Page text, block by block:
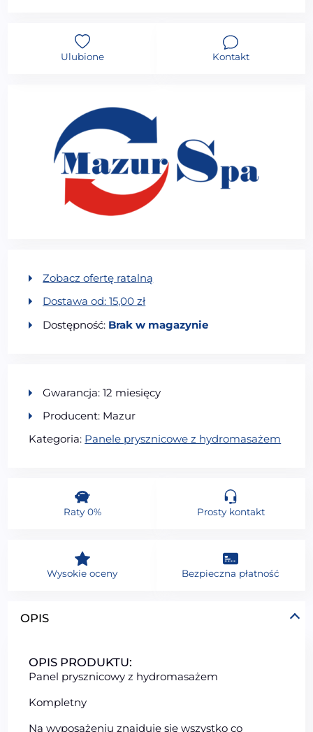
OPIS
OPIS PRODUKTU:
Panel prysznicowy z hydromasażem
Kompletny
Na wyposażeniu znajduje się wszystko co
Ulubione Kontakt
Zobacz ofertę ratalną
Dostawa od:15,00zł
Dostępność: Brak w magazynie
Gwarancja: 12 miesięcy
Producent: Mazur
Kategoria: Panele prysznicowe z hydromasażem
Raty 0% Prosty kontakt
Wysokie oceny Bezpieczna płatność